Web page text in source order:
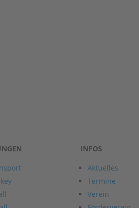
INFOS
Aktuelles
Termine
Verein